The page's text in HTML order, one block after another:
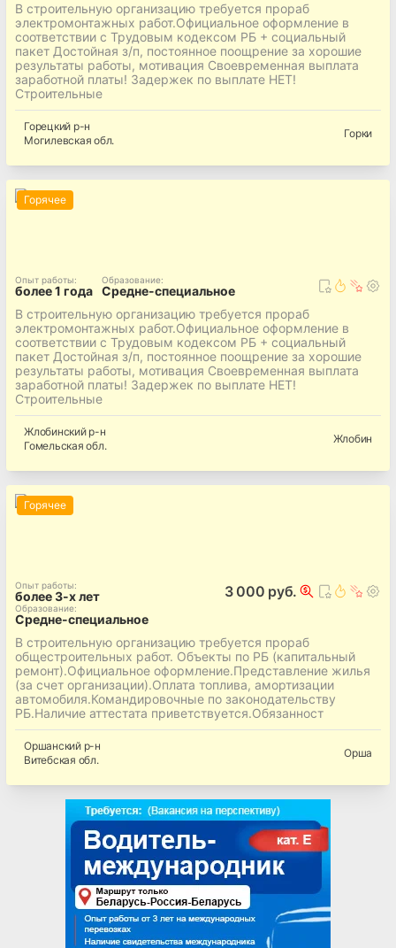
В строительную организацию требуется прораб
электромонтажных работ.Официальное оформление в
соответствии с Трудовым кодексом РБ + социальный
пакет Достойная з/п, постоянное поощрение за хорошие
результаты работы, мотивация Своевременная выплата
заработной платы! Задержек по выплате НЕТ!
Строительные
Горецкий р-н
Могилевская обл.
Горки
Горячее
Опыт работы:
более 1 года
Образование:
Средне-специальное
В строительную организацию требуется прораб
электромонтажных работ.Официальное оформление в
соответствии с Трудовым кодексом РБ + социальный
пакет Достойная з/п, постоянное поощрение за хорошие
результаты работы, мотивация Своевременная выплата
заработной платы! Задержек по выплате НЕТ!
Строительные
Жлобинскийр-н
Гомельская обл.
Жлобин
Горячее
Опыт работы:
более 3-х лет
Образование:
Средне-специальное
3 000 руб.
В строительную организацию требуется прораб
общестроительных работ. Объекты по РБ (капитальный
ремонт).Официальное оформление.Представление жилья
(за счет организации).Оплата топлива, амортизации
автомобиля.Командировочные по законодательству
РБ.Наличие аттестата приветствуется.Обязанност
Оршанскийр-н
Витебская обл.
Орша